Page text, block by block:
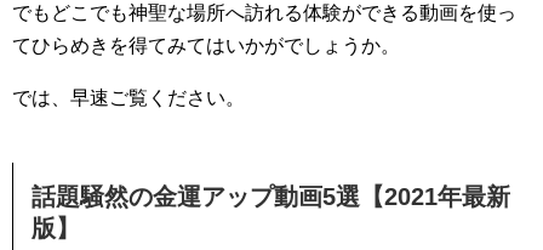
でもどこでも神聖な場所へ訪れる体験ができる動画を使っ
てひらめきを得てみてはいかがでしょうか。
では、早速ご覧ください。
話題騒然の金運アップ動画5選【2021年最新
版】